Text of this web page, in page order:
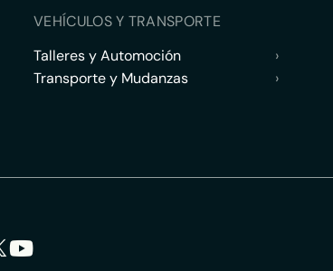
VEHÍCULOS Y TRANSPORTE
Talleres y Automoción
›
Transporte y Mudanzas
›